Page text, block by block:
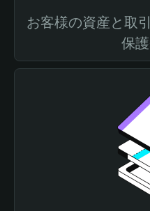
お客様の資産と取
保護